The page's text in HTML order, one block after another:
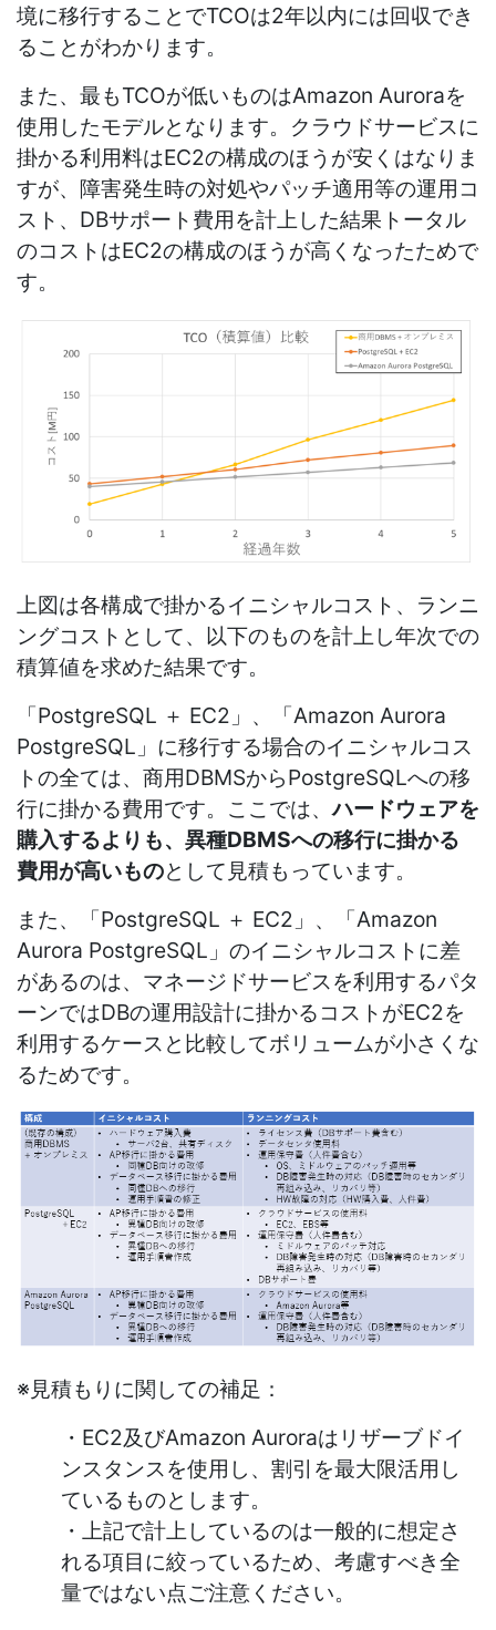
境に移行することでTCOは2年以内には回収でき
ることがわかります。
また、最もTCOが低いものはAmazon Auroraを
使用したモデルとなります。クラウドサービスに
掛かる利用料はEC2の構成のほうが安くはなりま
すが、障害発生時の対処やパッチ適用等の運用コ
スト、DBサポート費用を計上した結果トータル
のコストはEC2の構成のほうが高くなったためで
す。
上図は各構成で掛かるイニシャルコスト、ランニ
ングコストとして、以下のものを計上し年次での
積算値を求めた結果です。
「PostgreSQL ＋ EC2」、「Amazon Aurora
PostgreSQL」に移行する場合のイニシャルコス
トの全ては、商用DBMSからPostgreSQLへの移
行に掛かる費用です。ここでは、ハードウェアを
購入するよりも、異種DBMSへの移行に掛かる
費用が高いものとして見積もっています。
また、「PostgreSQL ＋ EC2」、「Amazon
Aurora PostgreSQL」のイニシャルコストに差
があるのは、マネージドサービスを利用するパタ
ーンではDBの運用設計に掛かるコストがEC2を
利用するケースと比較してボリュームが小さくな
るためです。
※見積もりに関しての補足：
・EC2及びAmazon Auroraはリザーブドイ
ンスタンスを使用し、割引を最大限活用し
ているものとします。
・上記で計上しているのは一般的に想定さ
れる項目に絞っているため、考慮すべき全
量ではない点ご注意ください。